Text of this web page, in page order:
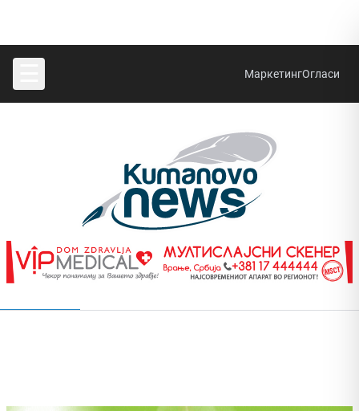
МаркетингОгласи